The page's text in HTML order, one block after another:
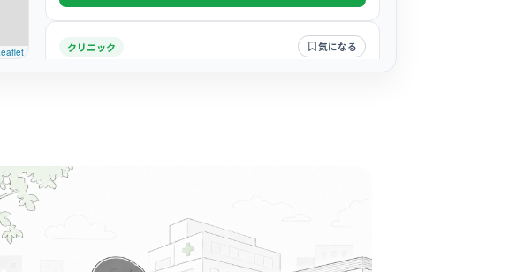
クリニック 気になる
明るい雰囲気があり、中途入職の方もすぐに馴染める温か
この周辺の募集を確認 →